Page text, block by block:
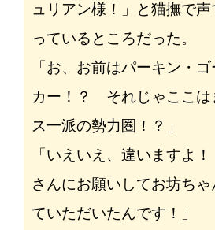
ュリアン様！」と猫撫で
っているところだった。
「お、お前はパーキン・
カー！？ それじゃここは
ス一派の勢力圏！？」
「いえいえ、違いますよ
さんにお願いしてお坊ち
ていただいたんです！」